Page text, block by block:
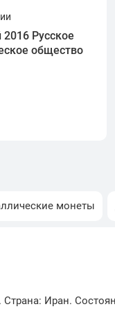
2016 Русское
общество
монеты
Иран.